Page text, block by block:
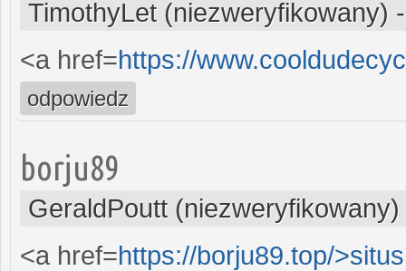
TimothyLet (niezweryfikowany)
<a href=https://
odpowiedz
borju89
GeraldPoutt (niezweryfikowany)
<a href=https://borju89.top/>situs